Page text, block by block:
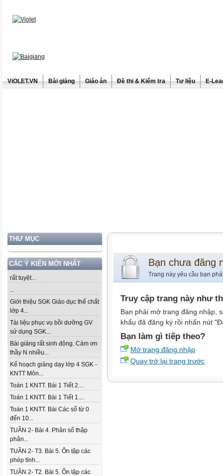
ViOLET.VN Bài giảng Giáo án Đề thi & Kiểm tra Tư liệu E-
THƯ MỤC
CÁC Ý KIẾN MỚI NHẤT
rất tuyệt...
...
Giới thiệu SGK Giáo dục thể chất
lớp 4...
Tài liệu phục vụ bồi dưỡng GV
sử dụng SGK...
Bài giảng rất sinh động. Cảm ơn
thầy N nhiều...
Kế hoạch giảng dạy lớp 4 SGK -
KNTT Môn...
Toán 1 KNTT. Bài 1 Tiết 2....
Toán 1 KNTT. Bài 1 Tiết 1....
Toán 1 KNTT. Bài Các số từ 0
đến 10...
TUẦN 2- Bài 4. Phân số thập
phân...
TUẦN 2- T3. Bài 5. Ôn tập các
phép tính...
TUẦN 2- T2. Bài 5. Ôn tập các
Bạn chưa đăng
Trang này yêu cầu bạn
Truy cập trang này như
Bạn phải mở trang đăng nhập,
khẩu đã đăng ký rồi nhấn nút
Bạn làm gì tiếp theo?
Mở trang đăng nhập
Quay trở lại trang trước